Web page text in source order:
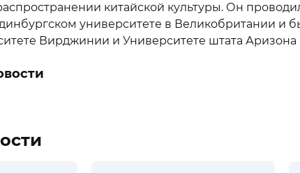
китайской культуры. Он
университете в Великобритании
Вирджинии и Университете штата